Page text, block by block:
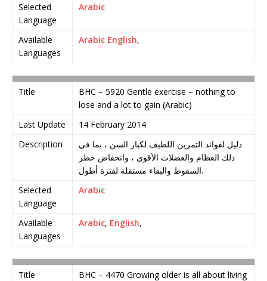
Selected
Language
Arabic
Available
Languages
Arabic English,
Title
BHC – 5920 Gentle exercise – nothing to
lose and a lot to gain (Arabic)
Last Update
14 February 2014
Description
دليل لفوائد التمرين اللطيف لكبار السن ، بما في
ذلك العظام والعضلات الأقوى ، وانخفاض خطر
السقوط والبقاء مستقلة لفترة أطول.
Selected
Language
Arabic
Available
Languages
Arabic, English,
Title
BHC – 4470 Growing older is all about living